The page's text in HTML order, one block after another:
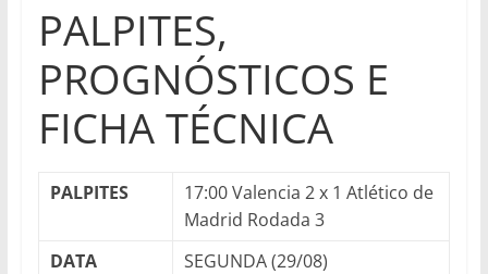
PALPITES,
PROGNÓSTICOS E
FICHA TÉCNICA
PALPITES
17:00 Valencia 2 x 1 Atlético de
Madrid Rodada 3
DATA
SEGUNDA (29/08)